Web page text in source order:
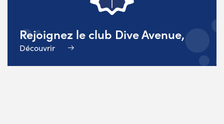
Rejoignez le club Dive Avenue,
Découvrir